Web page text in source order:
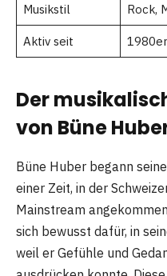
Musikstil Rock,
Aktiv seit
Der
von Büne
Büne Huber begann
einer Zeit, in der
Mainstream
sich bewusst dafür, in
weil er Gefühle und